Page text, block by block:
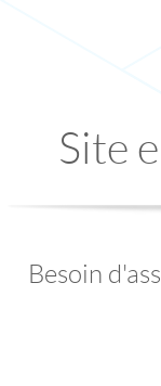
Site
Besoin